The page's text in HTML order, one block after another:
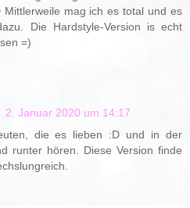
Mittlerweile mag ich es total und es
Die Hardstyle-Version is echt
=)
2. Januar 2020 um 14:17
die es lieben :D und in der
runter hören. Diese Version finde